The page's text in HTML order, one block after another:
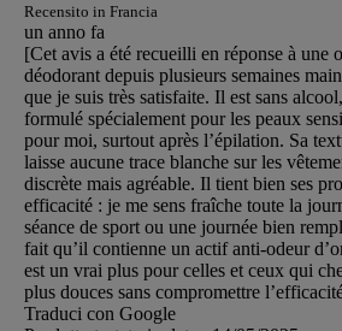
Recensito in Francia
un anno fa
[Cet avis a été recueilli en réponse à une
déodorant depuis plusieurs semaines
que je suis très satisfaite. Il est sans
formulé spécialement pour les peaux
pour moi, surtout après l’épilation. Sa
laisse aucune trace blanche sur les
discrète mais agréable. Il tient bien ses
efficacité : je me sens fraîche toute la
séance de sport ou une journée bien
fait qu’il contienne un actif anti-odeur
est un vrai plus pour celles et ceux qui
plus douces sans compromettre
Traduci con Google